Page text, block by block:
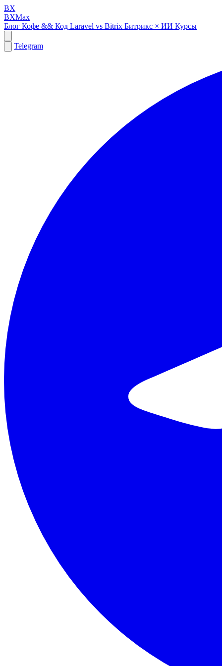
BX
BXMax
Блог Кофе && Код Laravel vs Bitrix Битрикс × ИИ Курсы
Telegram